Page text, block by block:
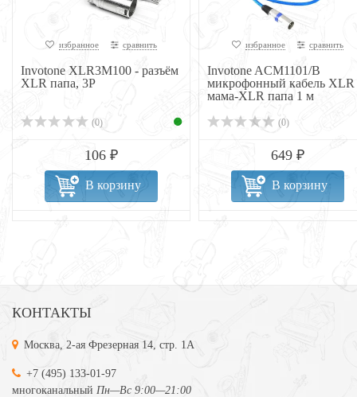
избранное сравнить
Invotone XLR3M100 - разъём
XLR папа, 3P
(0)
106 ₽
В корзину
избранное сравнить
Invotone ACM1101/B
микрофонный кабель XLR
мама-XLR папа 1 м
(0)
649 ₽
В корзину
КОНТАКТЫ
Москва, 2-ая Фрезерная 14, стр. 1А
+7 (495) 133-01-97
многоканальный Пн—Вс 9:00—21:00